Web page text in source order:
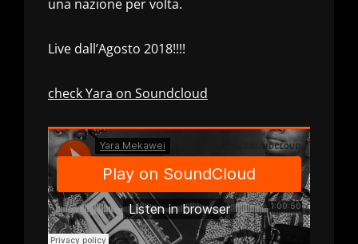
una nazione per volta.
Live dall’Agosto 2018!!!!
check Yara on Soundcloud